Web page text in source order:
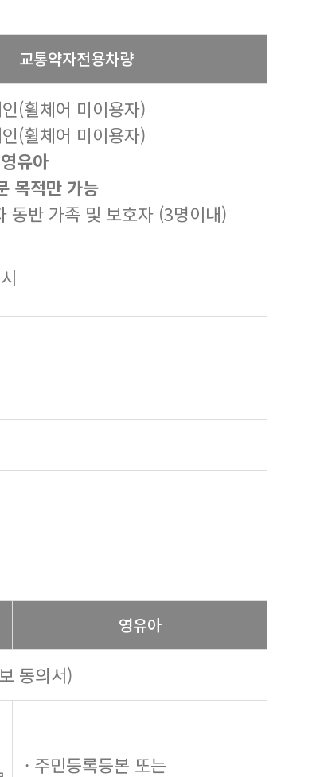
교통약자전용차량
(휠체어 미이용자)
(휠체어 미이용자)
유아
목적만 가능
동반 가족 및 보호자 (3명이내)
영유아
동의서)
· 주민등록등본 또는